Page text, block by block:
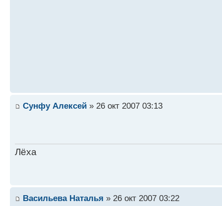
Сунфу Алексей » 26 окт 2007 03:13
Лёха
Васильева Наталья » 26 окт 2007 03:22